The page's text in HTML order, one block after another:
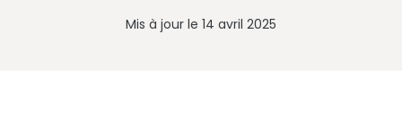
Mis à jour le 14 avril 2025